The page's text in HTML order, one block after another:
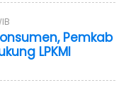
Pemkab
LPKMI